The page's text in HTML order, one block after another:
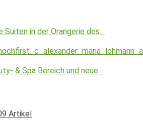
Suiten in der Orangerie des…
& Spa Bereich und neue…
Artikel